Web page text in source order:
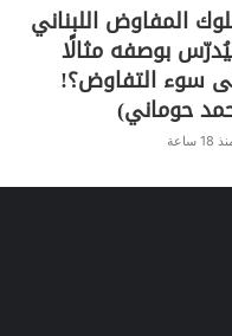
المفاوض اللبناني
بوصفه مثالًا
سوء التفاوض؟!
حوماني)
18 ساعة